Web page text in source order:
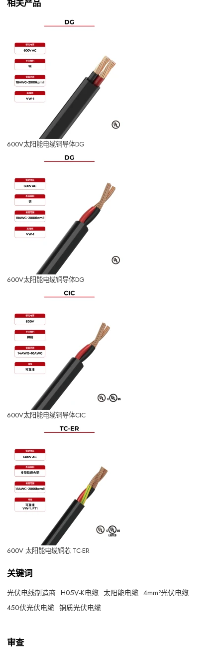
相关产品
600V太阳能电缆铜导体DG
600V太阳能电缆铜导体DG
600V太阳能电缆铜导体CIC
600V 太阳能电缆铜芯 TC-ER
关键词
光伏电线制造商 H05V-K电缆 太阳能电缆 4mm²光伏电缆
450伏光伏电缆 铜质光伏电缆
审查